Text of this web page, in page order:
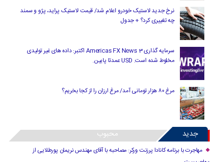
نرخ جدید لاستیک خودرو اعلام شد/ قیمت لاستیک پراید، پژو و سمند
چه تغییری کرد؟ + جدول
سرمایه گذاری Americas FX News 3 اکتبر: داده های غیر تولیدی
مخلوط شده است. USD عمدتا پایین.
مرغ ۸۰ هزار تومانی آمد/ مرغ ارزان را از کجا بخریم؟
جدید محبوب
مهاجرت با برنامه کانادا پرزنت ورکر: مصاحبه با آقای مهندس نریمان پورطلایی از